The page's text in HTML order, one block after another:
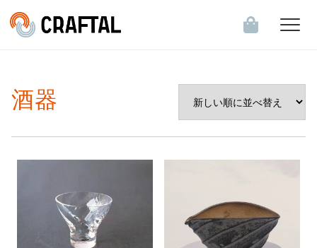
会員登録・ログイン
酒器